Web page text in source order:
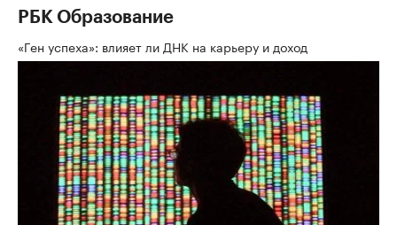
РБК Образование
«Ген успеха»: влияет ли ДНК на карьеру и доход